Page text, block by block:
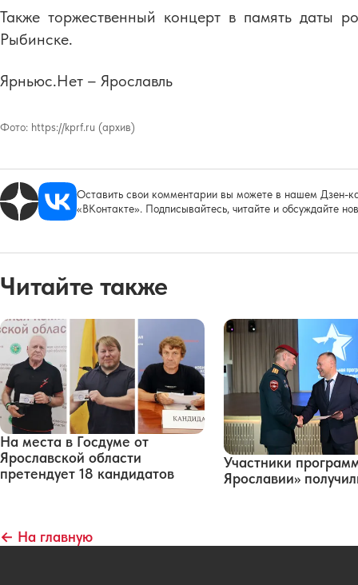
Также торжественный концерт в память даты
Рыбинске.
Ярньюс.Нет – Ярославль
Фото: https://kprf.ru (архив)
Оставить свои комментарии вы можете в нашем Дзен-
«ВКонтакте». Подписывайтесь, читайте и обсуждайте
Читайте также
На места в Госдуме от
Ярославской области
претендует 18 кандидатов
Участники
Ярославии»
← На главную